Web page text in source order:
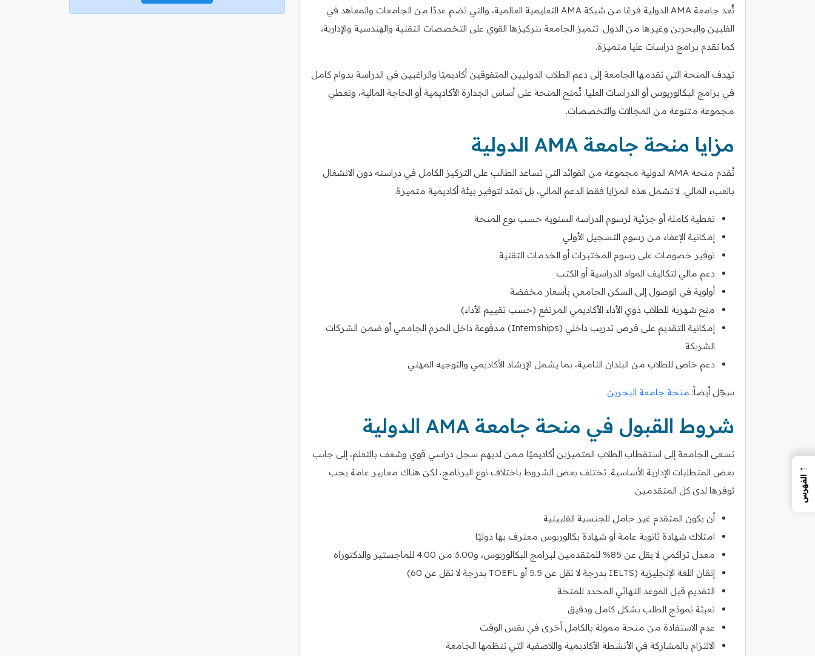
تُعد جامعة AMA الدولية فرعًا من شبكة AMA التعليمية العالمية، والتي تضم عددًا من الجامعات والمعاهد في
الفلبين والبحرين وغيرها من الدول. تتميز الجامعة بتركيزها القوي على التخصصات التقنية والهندسية والإدارية،
كما تقدم برامج دراسات عليا متميزة.
تهدف المنحة التي تقدمها الجامعة إلى دعم الطلاب الدوليين المتفوقين أكاديميًا والراغبين في الدراسة بدوام كامل
في برامج البكالوريوس أو الدراسات العليا. تُمنح المنحة على أساس الجدارة الأكاديمية أو الحاجة المالية، وتغطي
مجموعة متنوعة من المجالات والتخصصات.
مزايا منحة جامعة AMA الدولية
تُقدم منحة AMA الدولية مجموعة من الفوائد التي تساعد الطالب على التركيز الكامل في دراسته دون الانشغال
بالعبء المالي. لا تشمل هذه المزايا فقط الدعم المالي، بل تمتد لتوفير بيئة أكاديمية متميزة.
تغطية كاملة أو جزئية لرسوم الدراسة السنوية حسب نوع المنحة
إمكانية الإعفاء من رسوم التسجيل الأولي
توفير خصومات على رسوم المختبرات أو الخدمات التقنية
دعم مالي لتكاليف المواد الدراسية أو الكتب
أولوية في الوصول إلى السكن الجامعي بأسعار مخفضة
منح شهرية للطلاب ذوي الأداء الأكاديمي المرتفع (حسب تقييم الأداء)
إمكانية التقديم على فرص تدريب داخلي (Internships) مدفوعة داخل الحرم الجامعي أو ضمن الشركات
الشريكة
دعم خاص للطلاب من البلدان النامية، بما يشمل الإرشاد الأكاديمي والتوجيه المهني
سجّل أيضاً: منحة جامعة البحرين
شروط القبول في منحة جامعة AMA الدولية
تسعى الجامعة إلى استقطاب الطلاب المتميزين أكاديميًا ممن لديهم سجل دراسي قوي وشغف بالتعلم، إلى جانب
بعض المتطلبات الإدارية الأساسية. تختلف بعض الشروط باختلاف نوع البرنامج، لكن هناك معايير عامة يجب
توفرها لدى كل المتقدمين.
أن يكون المتقدم غير حامل للجنسية الفلبينية
امتلاك شهادة ثانوية عامة أو شهادة بكالوريوس معترف بها دوليًا
معدل تراكمي لا يقل عن 85% للمتقدمين لبرامج البكالوريوس، و3.00 من 4.00 للماجستير والدكتوراه
إتقان اللغة الإنجليزية (IELTS بدرجة لا تقل عن 5.5 أو TOEFL بدرجة لا تقل عن 60)
التقديم قبل الموعد النهائي المحدد للمنحة
تعبئة نموذج الطلب بشكل كامل ودقيق
عدم الاستفادة من منحة ممولة بالكامل أخرى في نفس الوقت
الالتزام بالمشاركة في الأنشطة الأكاديمية واللاصفية التي تنظمها الجامعة
←
الفهرس